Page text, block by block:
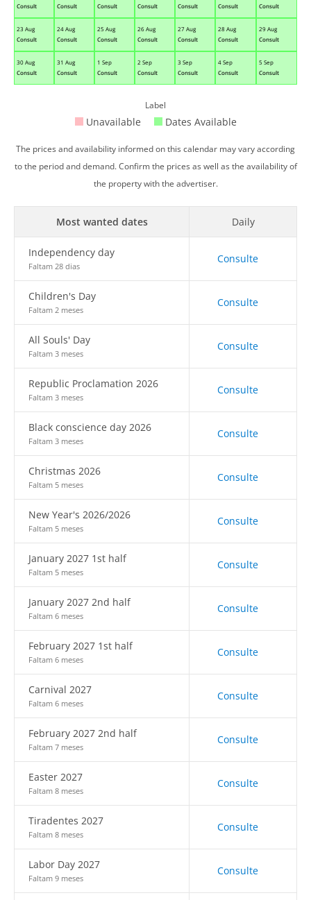
Consult
Consult
Consult
Consult
Consult
Consult
Consult
23 Aug
Consult
24 Aug
Consult
25 Aug
Consult
26 Aug
Consult
27 Aug
Consult
28 Aug
Consult
29 Aug
Consult
30 Aug
Consult
31 Aug
Consult
1 Sep
Consult
2 Sep
Consult
3 Sep
Consult
4 Sep
Consult
5 Sep
Consult
Label
Unavailable Dates Available
The prices and availability informed on this calendar may vary according
to the period and demand. Confirm the prices as well as the availability of
the property with the advertiser.
Most wanted dates Daily
Independency day
Faltam 28 dias
Consulte
Children's Day
Faltam 2 meses
Consulte
All Souls' Day
Faltam 3 meses
Consulte
Republic Proclamation 2026
Faltam 3 meses
Consulte
Black conscience day 2026
Faltam 3 meses
Consulte
Christmas 2026
Faltam 5 meses
Consulte
New Year's 2026/2026
Faltam 5 meses
Consulte
January 2027 1st half
Faltam 5 meses
Consulte
January 2027 2nd half
Faltam 6 meses
Consulte
February 2027 1st half
Faltam 6 meses
Consulte
Carnival 2027
Faltam 6 meses
Consulte
February 2027 2nd half
Faltam 7 meses
Consulte
Easter 2027
Faltam 8 meses
Consulte
Tiradentes 2027
Faltam 8 meses
Consulte
Labor Day 2027
Faltam 9 meses
Consulte